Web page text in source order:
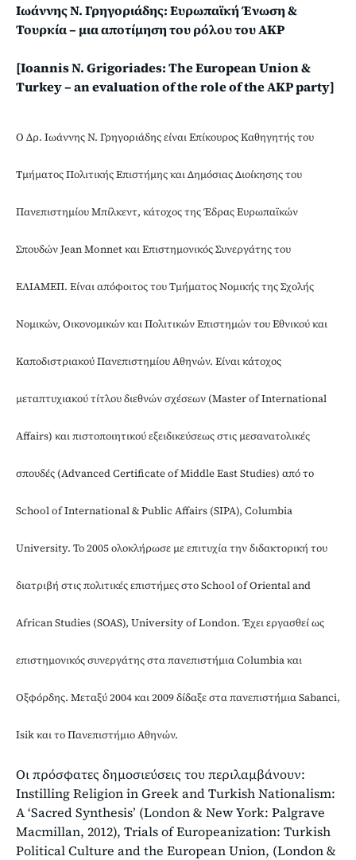
Ιωάννης Ν. Γρηγοριάδης: Ευρωπαϊκή Ένωση &
Τουρκία – μια αποτίμηση του ρόλου του AKP
[Ioannis N. Grigoriades: The European Union &
Turkey – an evaluation of the role of the AKP party]
Ο Δρ. Ιωάννης Ν. Γρηγοριάδης είναι Επίκουρος Καθηγητής του
Τμήματος Πολιτικής Επιστήμης και Δημόσιας Διοίκησης του
Πανεπιστημίου Μπίλκεντ, κάτοχος της Έδρας Ευρωπαϊκών
Σπουδών Jean Monnet και Επιστημονικός Συνεργάτης του
ΕΛΙΑΜΕΠ. Είναι απόφοιτος του Τμήματος Νομικής της Σχολής
Νομικών, Οικονομικών και Πολιτικών Επιστημών του Εθνικού και
Καποδιστριακού Πανεπιστημίου Αθηνών. Είναι κάτοχος
μεταπτυχιακού τίτλου διεθνών σχέσεων (Master of International
Affairs) και πιστοποιητικού εξειδικεύσεως στις μεσανατολικές
σπουδές (Advanced Certificate of Middle East Studies) από το
School of International & Public Affairs (SIPA), Columbia
University. Το 2005 ολοκλήρωσε με επιτυχία την διδακτορική του
διατριβή στις πολιτικές επιστήμες στο School of Oriental and
African Studies (SOAS), University of London. Έχει εργασθεί ως
επιστημονικός συνεργάτης στα πανεπιστήμια Columbia και
Οξφόρδης. Μεταξύ 2004 και 2009 δίδαξε στα πανεπιστήμια Sabanci,
Isik και το Πανεπιστήμιο Αθηνών.
Οι πρόσφατες δημοσιεύσεις του περιλαμβάνουν:
Instilling Religion in Greek and Turkish Nationalism:
A ‘Sacred Synthesis’ (London & New York: Palgrave
Macmillan, 2012), Trials of Europeanization: Turkish
Political Culture and the European Union, (London &